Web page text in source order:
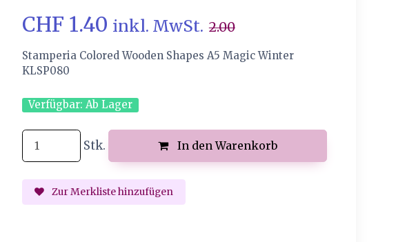
CHF 1.40 inkl. MwSt. 2.00
Stamperia Colored Wooden Shapes A5 Magic Winter
KLSP080
Verfügbar: Ab Lager
Stk. In den Warenkorb
Zur Merkliste hinzufügen